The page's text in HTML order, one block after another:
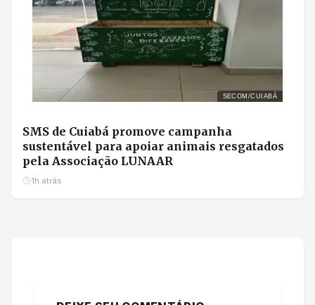
SECOM/CUIABÁ
SMS de Cuiabá promove campanha
sustentável para apoiar animais resgatados
pela Associação LUNAAR
1h atrás